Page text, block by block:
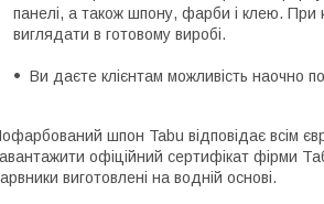
панелі, а також шпону, фарби і клею. При
виглядати в готовому виробі.
Ви даєте клієнтам можливість наочно
шпон Tabu відповідає всім
офіційний сертифікат фірми
виготовлені на водній основі.